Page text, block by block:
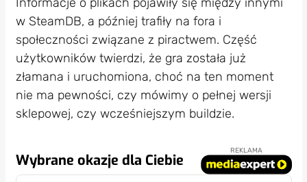
w SteamDB, a później trafiły na fora i
społeczności związane z piractwem. Część
użytkowników twierdzi, że gra została już
złamana i uruchomiona, choć na ten moment
nie ma pewności, czy mówimy o pełnej wersji
sklepowej, czy wcześniejszym buildzie.
Wybrane okazje dla Ciebie
REKLAMA